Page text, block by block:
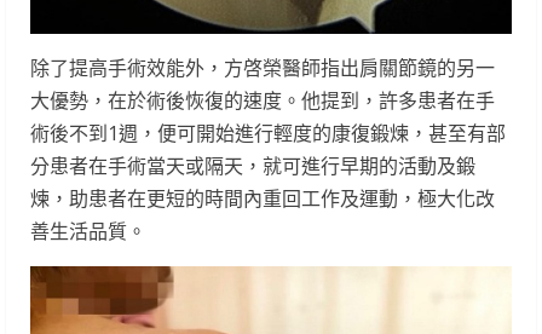
除了提高手術效能外，方啓榮醫師指出肩關節鏡的另一
大優勢，在於術後恢復的速度。他提到，許多患者在手
術後不到1週，便可開始進行輕度的康復鍛煉，甚至有部
分患者在手術當天或隔天，就可進行早期的活動及鍛
煉，助患者在更短的時間內重回工作及運動，極大化改
善生活品質。